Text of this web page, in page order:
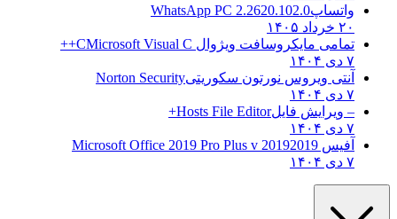
واتساپWhatsApp PC 2.2620.102.0
۲۰ خرداد ۱۴۰۵
تمامی مایکروسافت ویژوال C Microsoft Visual C++
۷ دی ۱۴۰۴
آنتی ویروس نورتون سکوریتیNorton Security
۷ دی ۱۴۰۴
– ویرایش فایلHosts File Editor+
۷ دی ۱۴۰۴
آفیس 2019 2019 Microsoft Office 2019 Pro Plus v
۷ دی ۱۴۰۴